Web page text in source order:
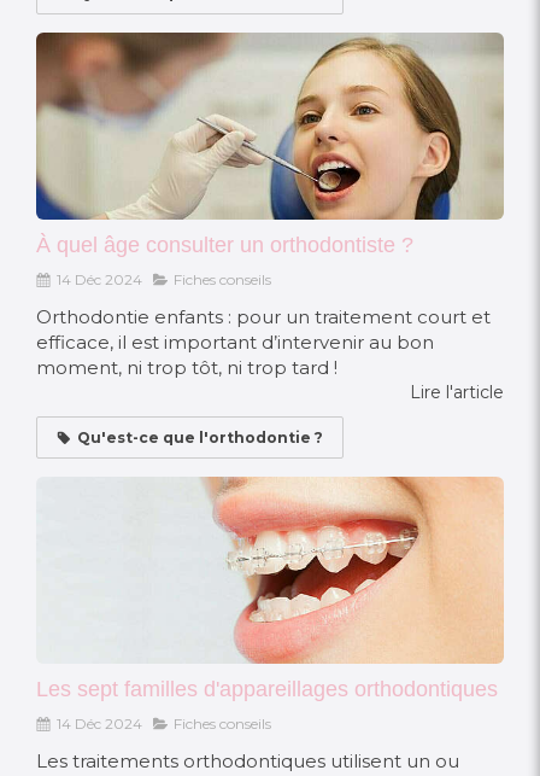
À quel âge consulter un orthodontiste ?
14 Déc 2024 Fiches conseils
Orthodontie enfants : pour un traitement court et
efficace, il est important d’intervenir au bon
moment, ni trop tôt, ni trop tard !
Lire l'article
Qu'est-ce que l'orthodontie ?
Les sept familles d'appareillages orthodontiques
14 Déc 2024 Fiches conseils
Les traitements orthodontiques utilisent un ou